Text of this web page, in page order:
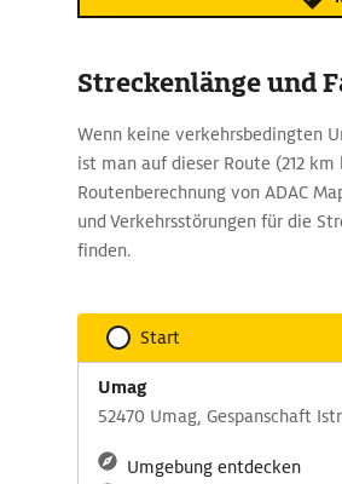
Streckenlänge und
Wenn keine verkehrsbedingten
ist man auf dieser Route (212
Routenberechnung von ADAC
und Verkehrsstörungen für die
finden.
Start
Umag
52470 Umag, Gespanschaft
Umgebung entdecken